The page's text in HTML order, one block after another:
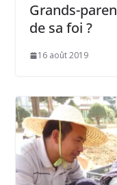
Grands-
de sa foi ?
16 août 2019